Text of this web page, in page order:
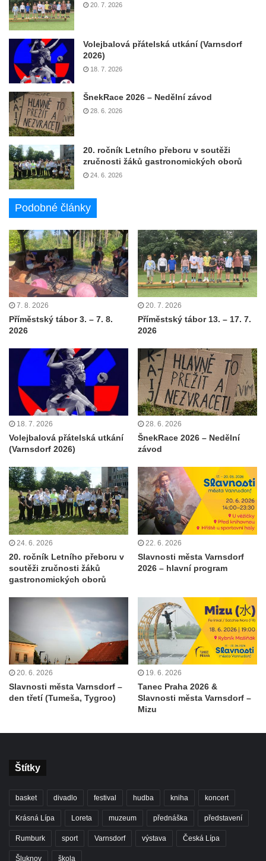
20. 7. 2026
Volejbalová přátelská utkání (Varnsdorf
2026)
18. 7. 2026
ŠnekRace 2026 – Nedělní závod
28. 6. 2026
20. ročník Letního přeboru v soutěži
zručnosti žáků gastronomických oborů
24. 6. 2026
Podobné články
7. 8. 2026
Příměstský tábor 3. – 7. 8.
2026
20. 7. 2026
Příměstský tábor 13. – 17. 7.
2026
18. 7. 2026
Volejbalová přátelská utkání
(Varnsdorf 2026)
28. 6. 2026
ŠnekRace 2026 – Nedělní
závod
24. 6. 2026
20. ročník Letního přeboru v
soutěži zručnosti žáků
gastronomických oborů
22. 6. 2026
Slavnosti města Varnsdorf
2026 – hlavní program
20. 6. 2026
Slavnosti města Varnsdorf –
den třetí (Tumeša, Tygroo)
19. 6. 2026
Tanec Praha 2026 &
Slavnosti města Varnsdorf –
Mizu
Štítky
basket divadlo festival hudba kniha koncert
Krásná Lípa Loreta muzeum přednáška představení
Rumburk sport Varnsdorf výstava Česká Lípa
Šluknov škola